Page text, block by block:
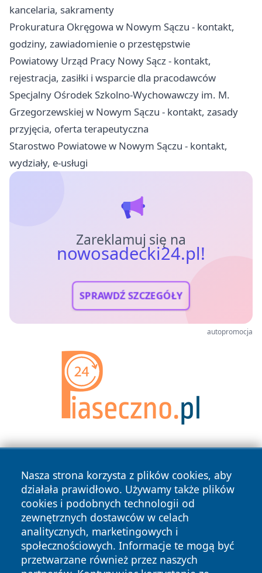
kancelaria, sakramenty
Prokuratura Okręgowa w Nowym Sączu - kontakt,
godziny, zawiadomienie o przestępstwie
Powiatowy Urząd Pracy Nowy Sącz - kontakt,
rejestracja, zasiłki i wsparcie dla pracodawców
Specjalny Ośrodek Szkolno-Wychowawczy im. M.
Grzegorzewskiej w Nowym Sączu - kontakt, zasady
przyjęcia, oferta terapeutyczna
Starostwo Powiatowe w Nowym Sączu - kontakt,
wydziały, e-usługi
Zareklamuj się na
nowosadecki24.pl!
SPRAWDŹ SZCZEGÓŁY
autopromocja
Nasza strona korzysta z plików cookies, aby
działała prawidłowo. Używamy także plików
cookies i podobnych technologii od
zewnętrznych dostawców w celach
analitycznych, marketingowych i
społecznościowych. Informacje te mogą być
przetwarzane również przez naszych
Copyright © 2026 nowosadecki24.pl Wszystkie prawa
zastrzeżone.